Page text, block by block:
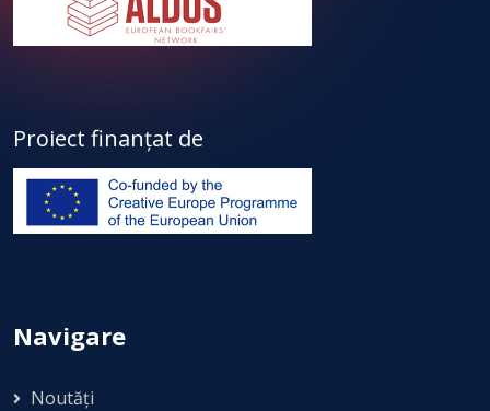
Proiect finanțat de
Navigare
Noutăți